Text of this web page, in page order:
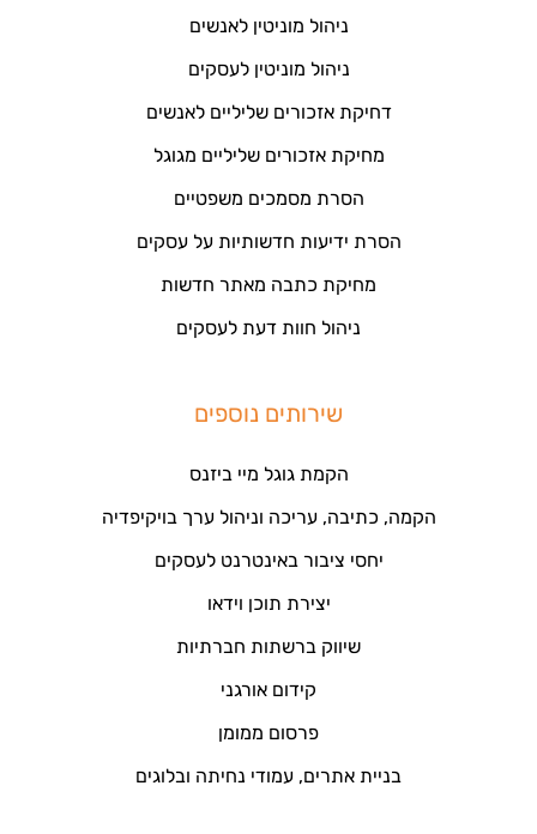
ניהול מוניטין לאנשים
ניהול מוניטין לעסקים
דחיקת אזכורים שליליים לאנשים
מחיקת אזכורים שליליים מגוגל
הסרת מסמכים משפטיים
הסרת ידיעות חדשותיות על עסקים
מחיקת כתבה מאתר חדשות
ניהול חוות דעת לעסקים
שירותים נוספים
הקמת גוגל מיי ביזנס
הקמה, כתיבה, עריכה וניהול ערך בויקיפדיה
יחסי ציבור באינטרנט לעסקים
יצירת תוכן וידאו
שיווק ברשתות חברתיות
קידום אורגני
פרסום ממומן
בניית אתרים, עמודי נחיתה ובלוגים